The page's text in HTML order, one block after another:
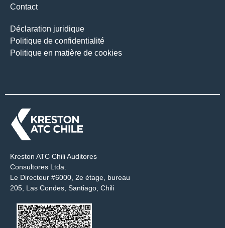
Contact
Déclaration juridique
Politique de confidentialité
Politique en matière de cookies
Kreston ATC Chili Auditores
Consultores Ltda.
Le Directeur #6000, 2e étage, bureau
205, Las Condes, Santiago, Chili